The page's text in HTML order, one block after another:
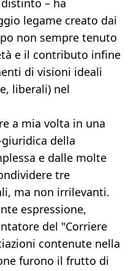
– ha
legame creato dai
non sempre tenuto
e il contributo infine
di visioni ideali
liberali) nel
a mia volta in una
della
e dalle molte
tre
ma non irrilevanti.
espressione,
del "Corriere
contenute nella
furono il frutto di